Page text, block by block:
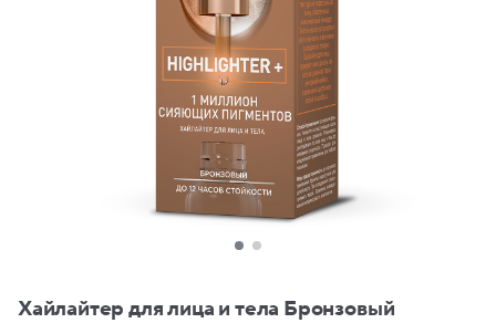
Хайлайтер для лица и тела Бронзовый